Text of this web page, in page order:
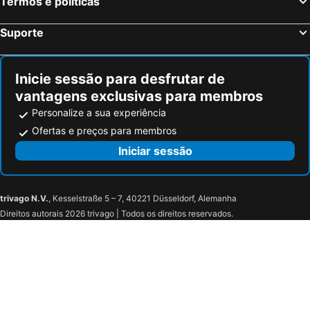
Suporte
Inicie sessão para desfrutar de
vantagens exclusivas para membros
Personalize a sua experiência
Ofertas e preços para membros
Iniciar sessão
trivago N.V., Kesselstraße 5 – 7, 40221 Düsseldorf, Alemanha
Direitos autorais 2026 trivago | Todos os direitos reservados.